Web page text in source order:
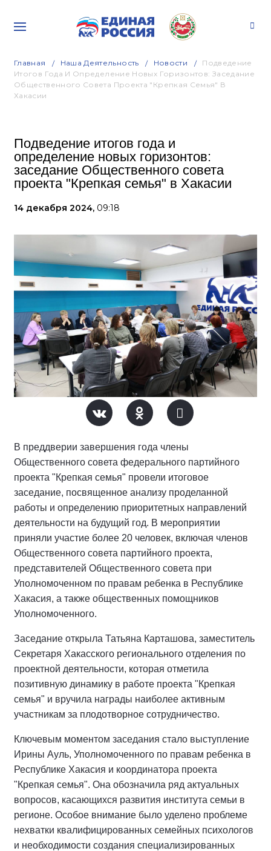
Главная Наша Деятельность Новости
Подведение
Итогов Года И Определение Новых Горизонтов: Заседание
Общественного Совета Проекта "Крепкая Семья" В
Хакасии
Подведение итогов года и
определение новых горизонтов:
заседание Общественного совета
проекта "Крепкая семья" в Хакасии
14 декабря 2024, 09:18
В преддверии завершения года члены
Общественного совета федерального партийного
проекта "Крепкая семья" провели итоговое
заседание, посвященное анализу проделанной
работы и определению приоритетных направлений
деятельности на будущий год. В мероприятии
приняли участие более 20 человек, включая членов
Общественного совета партийного проекта,
представителей Общественного совета при
Уполномоченном по правам ребенка в Республике
Хакасия, а также общественных помощников
Уполномоченного.
Заседание открыла Татьяна Карташова, заместитель
Секретаря Хакасского регионального отделения по
проектной деятельности, которая отметила
позитивную динамику в работе проекта "Крепкая
семья" и вручила награды наиболее активным
участникам за плодотворное сотрудничество.
Ключевым моментом заседания стало выступление
Ирины Ауль, Уполномоченного по правам ребенка в
Республике Хакасия и координатора проекта
"Крепкая семья". Она обозначила ряд актуальных
вопросов, касающихся развития института семьи в
регионе. Особое внимание было уделено проблеме
нехватки квалифицированных семейных психологов
и необходимости создания специализированных